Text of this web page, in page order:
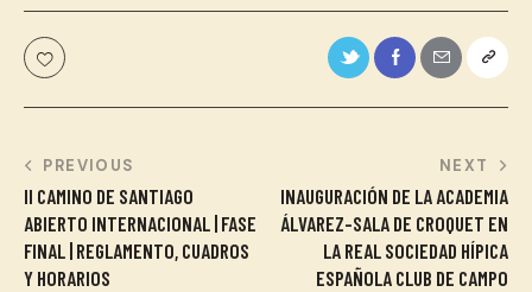
PREVIOUS
II CAMINO DE SANTIAGO
ABIERTO INTERNACIONAL | FASE
FINAL | REGLAMENTO, CUADROS
Y HORARIOS
NEXT
INAUGURACIÓN DE LA ACADEMIA
ÁLVAREZ-SALA DE CROQUET EN
LA REAL SOCIEDAD HÍPICA
ESPAÑOLA CLUB DE CAMPO